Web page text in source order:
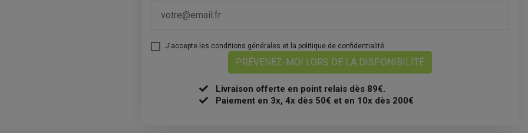
J'accepte les conditions générales et la politique de confidentialité
PRÉVENEZ-MOI LORS DE LA DISPONIBILITÉ
Livraison offerte en point relais dès 89€.
Paiement en 3x, 4x dès 50€ et en 10x dès 200€